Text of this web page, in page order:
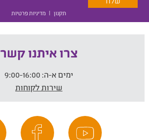
תקנון | מדיניות פרטיות
צרו איתנו קשר
ימים א-ה:
שירות לקוחות